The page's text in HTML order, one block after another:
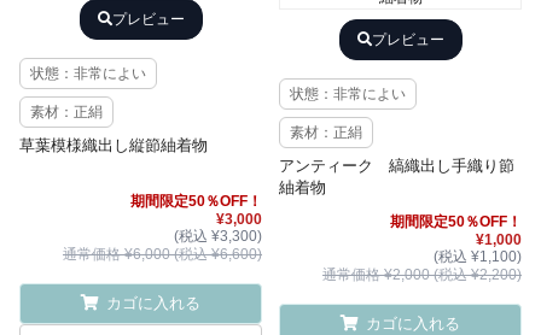
プレビュー
状態：非常によい
素材：正絹
草葉模様織出し縦節紬着物
期間限定50％OFF！
¥3,000
(税込 ¥3,300)
通常価格 ¥6,000 (税込 ¥6,600)
カゴに入れる
プレビュー
状態：非常によい
素材：正絹
アンティーク 縞織出し手織り節
紬着物
期間限定50％OFF！
¥1,000
(税込 ¥1,100)
通常価格 ¥2,000 (税込 ¥2,200)
カゴに入れる